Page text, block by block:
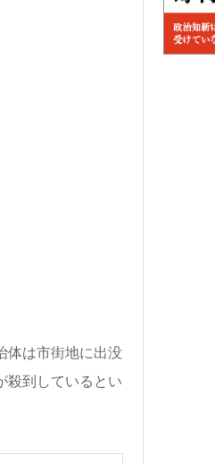
体は市街地に出没
殺到しているとい